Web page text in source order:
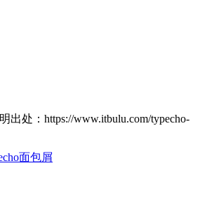
出处：https://www.itbulu.com/typecho-
面包屑